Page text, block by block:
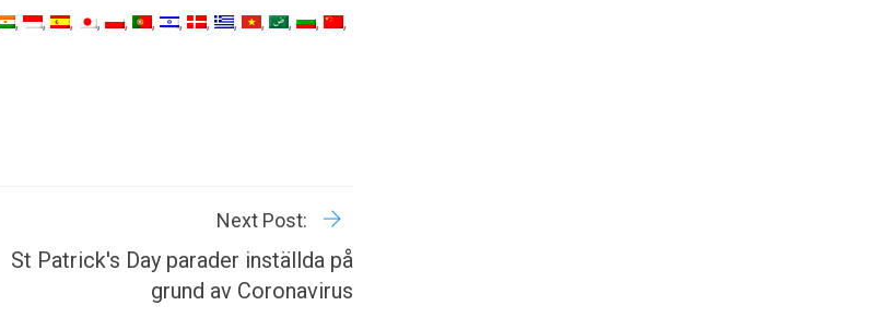
Next Post:
St Patrick's Day parader inställda på
grund av Coronavirus